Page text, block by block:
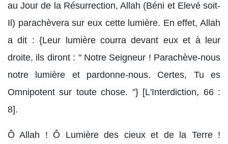
au Jour de la Résurrection, Allah (Béni et Elevé soit-
Il) parachèvera sur eux cette lumière. En effet, Allah
a dit : {Leur lumière courra devant eux et à leur
droite, ils diront : " Notre Seigneur ! Parachève-nous
notre lumière et pardonne-nous. Certes, Tu es
Omnipotent sur toute chose. "} [L'Interdiction, 66 :
8].
Ô Allah ! Ô Lumière des cieux et de la Terre !